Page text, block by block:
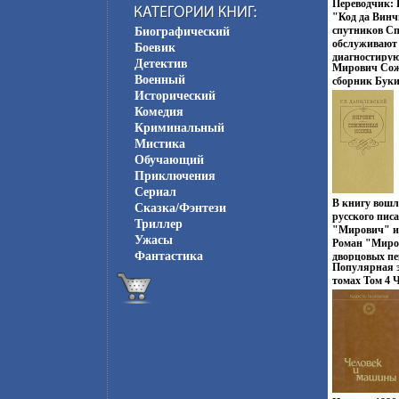
Биографический
Боевик
Детектив
Военный
Исторический
Комедия
Криминальный
Мистика
Обучающий
Приключения
Сериал
Сказка/Фэнтези
Триллер
Ужасы
Фантастика
Переводчик:
"Код да
спутников
история
диагноз В
Дэн Браун
написал
захотел В
реальные
правдивые
строится
Ньюман
Мирович
сборник
Правда,
Тираж:
(~130х205
В книгу
русского
"Мирович"
Роман
дворцовых
России;
Москва"
Петрович
(14) апреля
Харьковской
Популярная
томах Том 4
Радость